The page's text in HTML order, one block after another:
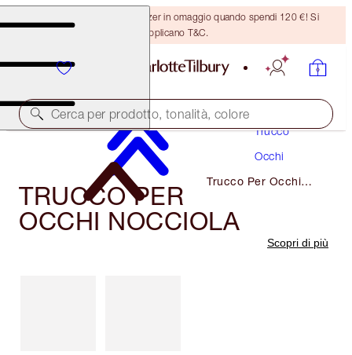
Ricevi un pennello per bronzer in omaggio quando spendi 120 €! Si
applicano T&C.
Cerca per prodotto, tonalità, colore
Trucco
Occhi
Trucco Per Occhi
TRUCCO PER
OCCHI NOCCIOLA
Scopri di più